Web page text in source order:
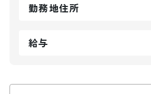
勤務地住所
給与